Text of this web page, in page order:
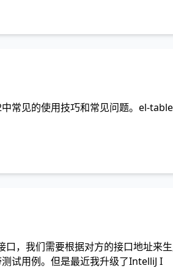
常见的使用技巧和常见问题。el-
，我们需要根据对方的接口地址来
试用例。但是最近我升级了IntelliJ I